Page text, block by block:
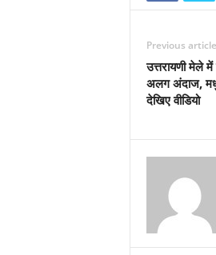
Previous article
उत्तरायणी मेले
अलग अंदाज,
देखिए वीडियो